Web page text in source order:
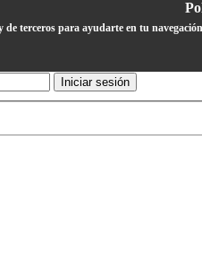
de terceros para ayudarte en tu